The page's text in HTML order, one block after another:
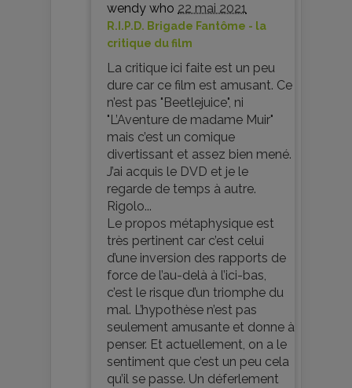
wendy who 22 mai 2021
R.I.P.D. Brigade Fantôme - la
critique du film
La critique ici faite est un peu
dure car ce film est amusant. Ce
n’est pas "Beetlejuice", ni
"L’Aventure de madame Muir"
mais c’est un comique
divertissant et assez bien mené.
J’ai acquis le DVD et je le
regarde de temps à autre.
Rigolo...
Le propos métaphysique est
très pertinent car c’est celui
d’une inversion des rapports de
force de l’au-delà à l’ici-bas,
c’est le risque d’un triomphe du
mal. L’hypothèse n’est pas
seulement amusante et donne à
penser. Et actuellement, on a le
sentiment que c’est un peu cela
qu’il se passe. Un déferlement